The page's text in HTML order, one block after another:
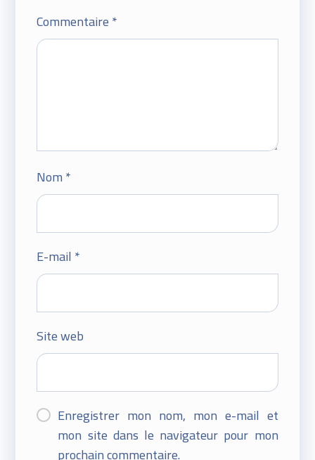
Commentaire*
Nom*
E-mail*
Site web
Enregistrer mon nom, mon e-mail et
mon site dans le navigateur pour mon
prochain commentaire.